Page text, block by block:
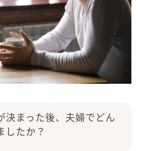
決まった後、夫婦でどん
したか？